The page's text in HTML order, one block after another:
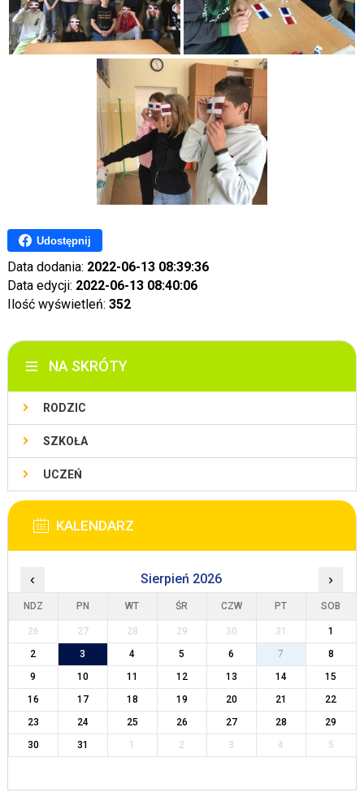
Udostępnij
Data dodania: 2022-06-13 08:39:36
Data edycji: 2022-06-13 08:40:06
Ilość wyświetleń: 352
NA SKRÓTY
RODZIC
SZKOŁA
UCZEŃ
KALENDARZ
‹ Sierpień 2026 ›
NDZ PN WT ŚR CZW PT SOB
26 27 28 29 30 31
1
2
3 4 5 6 7
8
9
10 11 12 13 14
15
16
17 18 19 20 21
22
23
24 25 26 27 28
29
30
31 1 2 3 4 5